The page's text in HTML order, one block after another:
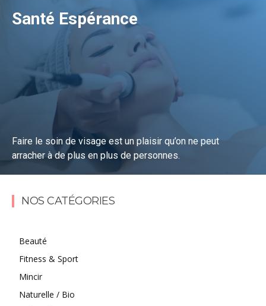
Santé Espérance
Faire le soin de visage est un plaisir qu’on ne peut
arracher à de plus en plus de personnes.
Lire la suite
NOS CATÉGORIES
Beauté
Fitness & Sport
Mincir
Naturelle / Bio